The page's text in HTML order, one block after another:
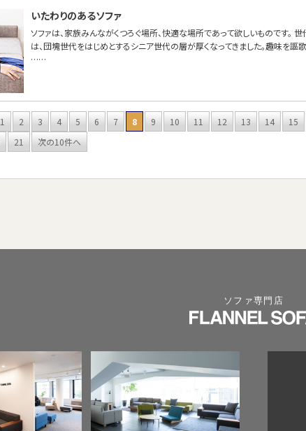
いたわりのあるソファ
ソファは、家族みんながくつろぐ場所、快適な場所であって欲しいものです。
は、団塊世代をはじめとするシニア世代の層が厚くなってきました。趣味を
……
1 2 3 4 5 6 7 8 9 10 11 12 13 14 15
21 次の10件へ
ソファ専門店